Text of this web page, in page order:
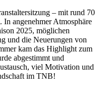
aufgerufen und
– mit rund 70
In angenehmer Atmosphäre
2025, möglichen
und die Neuerungen von
kam das Highlight zum
abgestimmt und
viel Motivation und
im TNB!